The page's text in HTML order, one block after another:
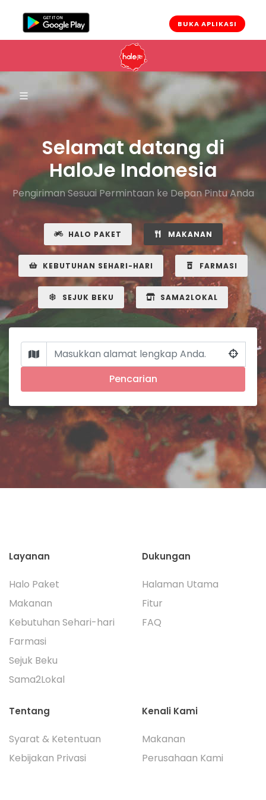
EN ID
BUKA APLIKASI
Selamat datang di
HaloJe Indonesia
Pengiriman Sesuai Permintaan ke Depan Pintu Anda
HALO PAKET MAKANAN
KEBUTUHAN SEHARI-HARI FARMASI
SEJUK BEKU SAMA2LOKAL
Pencarian
Layanan
Halo Paket
Makanan
Kebutuhan Sehari-hari
Farmasi
Sejuk Beku
Sama2Lokal
Dukungan
Halaman Utama
Fitur
FAQ
Tentang
Syarat & Ketentuan
Kebijakan Privasi
Kenali Kami
Makanan
Perusahaan Kami